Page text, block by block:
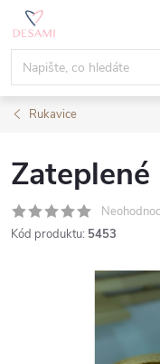
Přejít
obsah
Rukavice
Kód produktu: 5453